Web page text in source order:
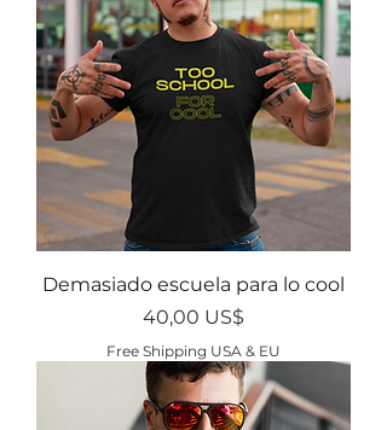
Demasiado escuela para lo cool
Precio
40,00 US$
Free Shipping USA & EU